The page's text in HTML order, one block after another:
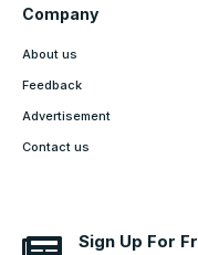
Company
About us
Feedback
Advertisement
Contact us
Sign Up For